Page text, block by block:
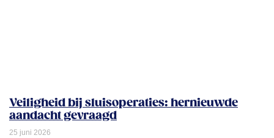
Veiligheid bij sluisoperaties: hernieuwde
aandacht gevraagd
25 juni 2026